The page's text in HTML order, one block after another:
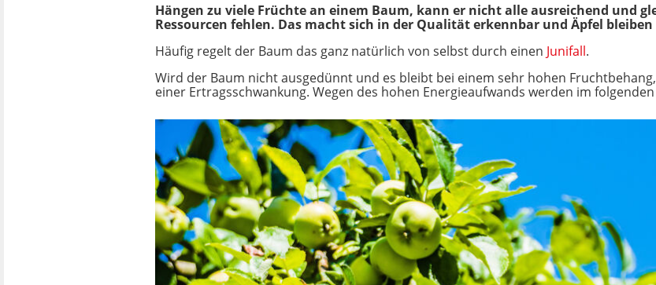
Hängen zu viele Früchte an einem Baum, kann er nicht alle ausreichend und
Ressourcen fehlen. Das macht sich in der Qualität erkennbar und Äpfel
Häufig regelt der Baum das ganz natürlich von selbst durch einen Junifall.
Wird der Baum nicht ausgedünnt und es bleibt bei einem sehr hohen
einer Ertragsschwankung. Wegen des hohen Energieaufwands werden im